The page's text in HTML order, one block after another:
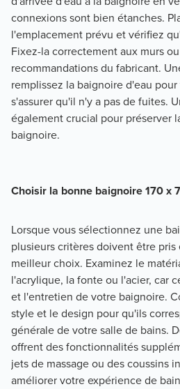
connexions sont bien étanches.
l'emplacement prévu et vérifiez
Fixez-la correctement aux murs
recommandations du fabricant.
remplissez la baignoire d'eau
s'assurer qu'il n'y a pas de fuites.
également crucial pour préserver
baignoire.
Choisir la bonne baignoire 170 x
Lorsque vous sélectionnez une
plusieurs critères doivent être
meilleur choix. Examinez le
l'acrylique, la fonte ou l'acier, car
et l'entretien de votre baignoire.
style et le design pour qu'ils
générale de votre salle de bains.
offrent des fonctionnalités
jets de massage ou des coussins
améliorer votre expérience de